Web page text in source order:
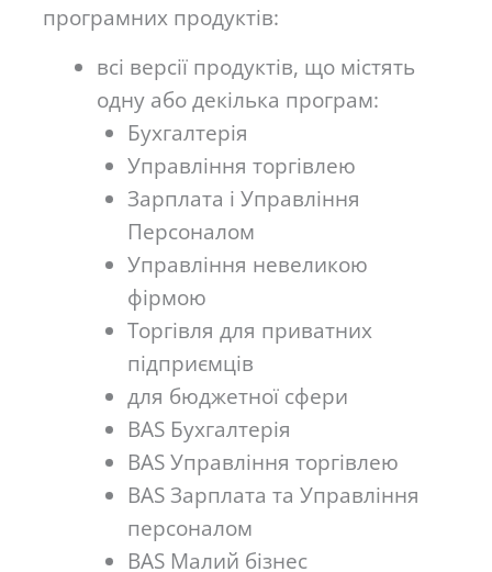
програмних продуктів:
всі версії продуктів, що містять
одну або декілька програм:
Бухгалтерія
Управління торгівлею
Зарплата і Управління
Персоналом
Управління невеликою
фірмою
Торгівля для приватних
підприємців
для бюджетної сфери
BAS Бухгалтерія
BAS Управління торгівлею
BAS Зарплата та Управління
персоналом
BAS Малий бізнес